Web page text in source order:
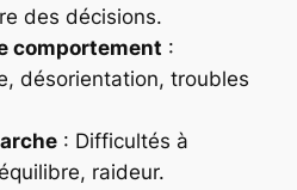
des décisions.
comportement :
désorientation, troubles
: Difficultés à
raideur.